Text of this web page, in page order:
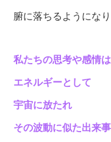
腑に落ちるようになり
私たちの思考や感情は
エネルギーとして
宇宙に放たれ
その波動に似た出来